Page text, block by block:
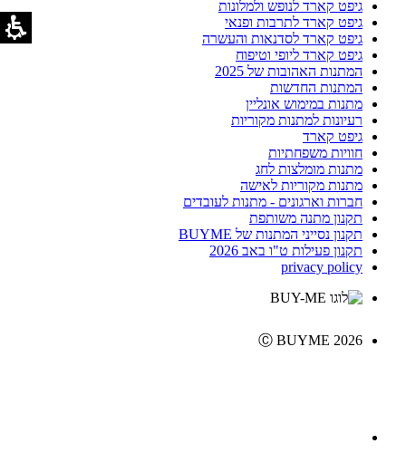
גיפט קארד לנופש ולמלונות
גיפט קארד לתרבות ופנאי
גיפט קארד לסדנאות והעשרה
גיפט קארד ליופי וטיפוח
המתנות האהובות של 2025
המתנות החדשות
מתנות במימוש אונליין
רעיונות למתנות מקוריות
גיפט קארד
חוויות משפחתיות
מתנות מומלצות לחג
מתנות מקוריות לאישה
חברות וארגונים - מתנות לעובדים
תקנון מתנה משותפת
תקנון נסייני המתנות של BUYME
תקנון פעילות ט"ו באב 2026
privacy policy
Ⓒ BUYME 2026